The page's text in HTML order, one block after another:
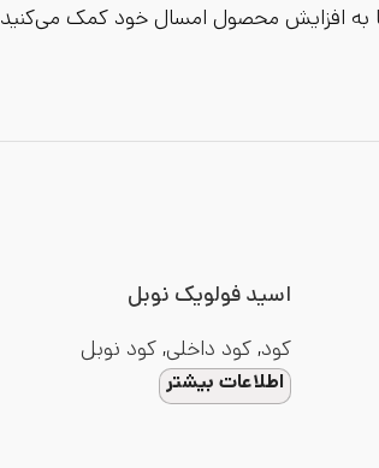
به افزایش محصول امسال خود کمک
اسید فولویک نوبل
کود,کود داخلی,کود نوبل
اطلاعات بیشتر